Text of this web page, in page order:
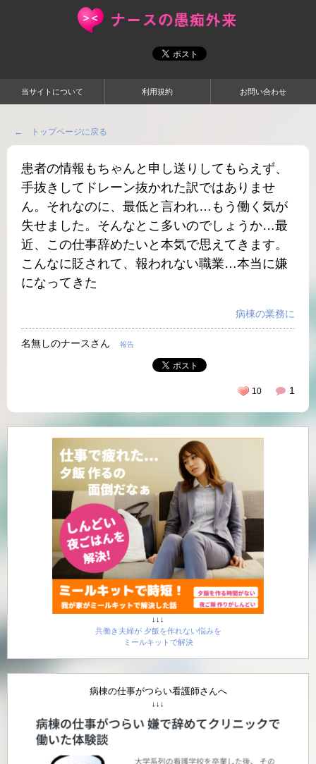
当サイトについて 利用規約 お問い合わせ
← トップページに戻る
患者の情報もちゃんと申し送りしてもらえず、
手抜きしてドレーン抜かれた訳ではありませ
ん。それなのに、最低と言われ…もう働く気が
失せました。そんなとこ多いのでしょうか…最
近、この仕事辞めたいと本気で思えてきます。
こんなに貶されて、報われない職業…本当に嫌
になってきた
病棟の業務に
名無しのナースさん 報告
1
10
↓↓↓
共働き夫婦が 夕飯を作れない悩みを
ミールキットで解決
病棟の仕事がつらい看護師さんへ
↓↓↓